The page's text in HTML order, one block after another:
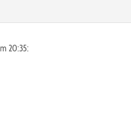
20:35: